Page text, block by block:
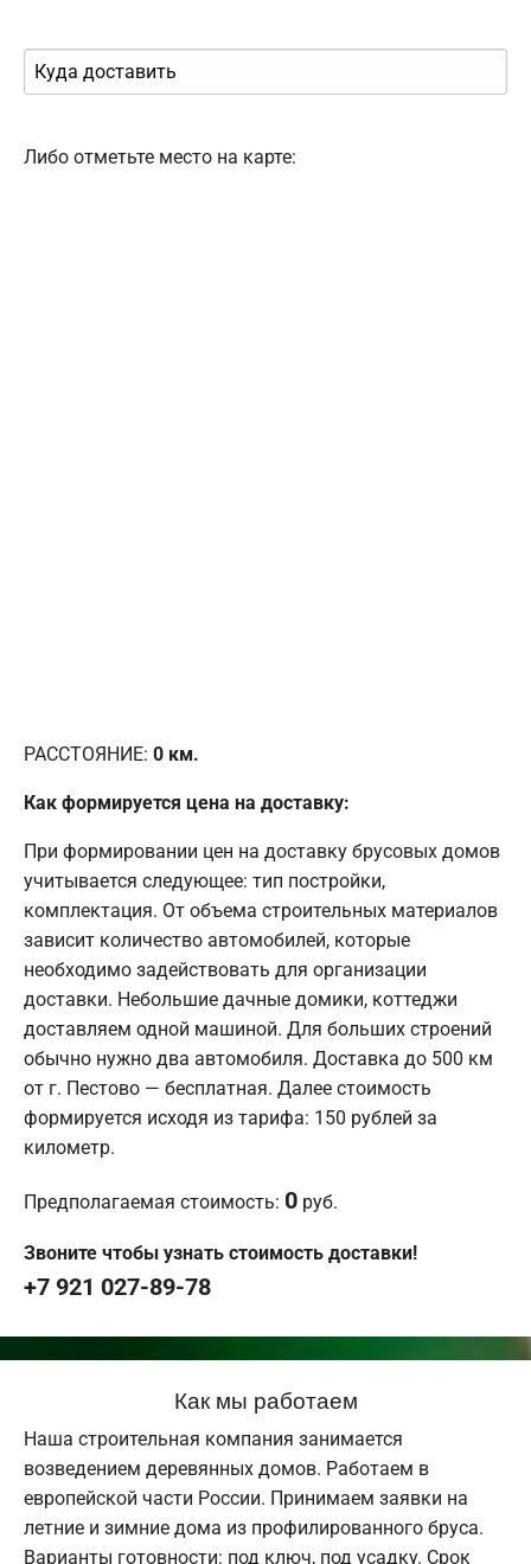
Либо отметьте место на карте:
РАССТОЯНИЕ: 0 км.
Как формируется цена на доставку:
При формировании цен на доставку брусовых домов
учитывается следующее: тип постройки,
комплектация. От объема строительных материалов
зависит количество автомобилей, которые
необходимо задействовать для организации
доставки. Небольшие дачные домики, коттеджи
доставляем одной машиной. Для больших строений
обычно нужно два автомобиля. Доставка до 500 км
от г. Пестово — бесплатная. Далее стоимость
формируется исходя из тарифа: 150 рублей за
километр.
Предполагаемая стоимость: 0 руб.
Звоните чтобы узнать стоимость доставки!
+7 921 027-89-78
Как мы работаем
Наша строительная компания занимается
возведением деревянных домов. Работаем в
европейской части России. Принимаем заявки на
летние и зимние дома из профилированного бруса.
Варианты готовности: под ключ, под усадку. Срок